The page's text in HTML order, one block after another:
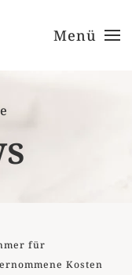
Menü
für
Kosten